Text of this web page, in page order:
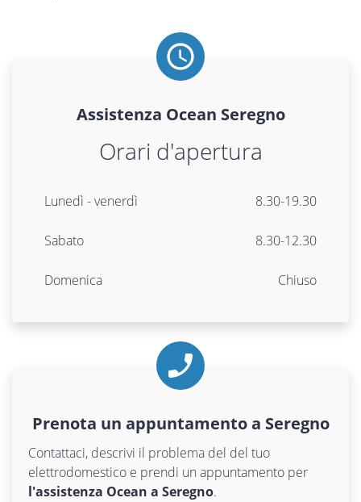
Assistenza Ocean Seregno
Orari d'apertura
Lunedì - venerdì 8.30-19.30
Sabato 8.30-12.30
Domenica Chiuso
Prenota un appuntamento a Seregno
Contattaci, descrivi il problema del del tuo
elettrodomestico e prendi un appuntamento per
l'assistenza Ocean a Seregno.